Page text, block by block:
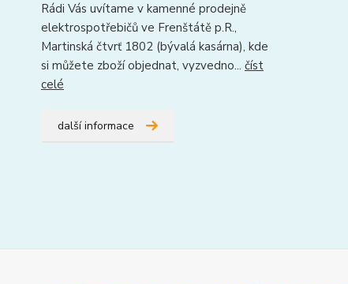
Rádi Vás uvítame v kamenné prodejně
elektrospotřebičů ve Frenštátě p.R.,
Martinská čtvrť 1802 (bývalá kasárna), kde
si můžete zboží objednat, vyzvedno... číst
celé
další informace